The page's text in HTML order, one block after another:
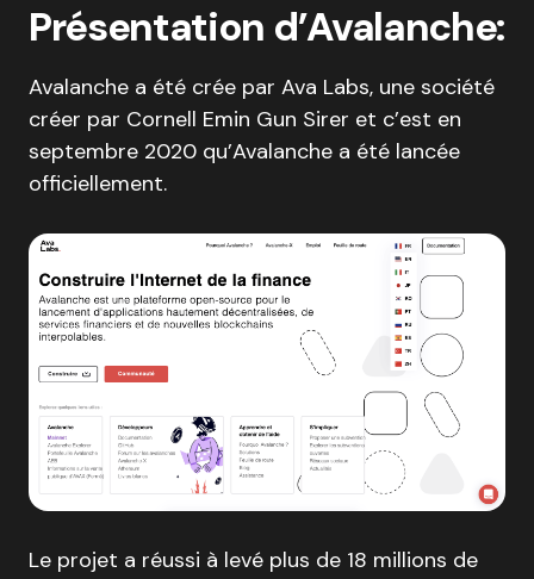
Présentation d’Avalanche:
Avalanche a été crée par Ava Labs, une société
créer par Cornell Emin Gun Sirer et c’est en
septembre 2020 qu’Avalanche a été lancée
officiellement.
Le projet a réussi à levé plus de 18 millions de